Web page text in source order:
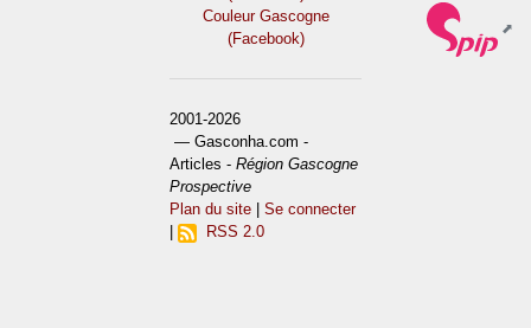
Couleur Gascogne
(Facebook)
2001-2026
— Gasconha.com -
Articles -Région Gascogne
Prospective
Plan du site |Se connecter
|
RSS 2.0